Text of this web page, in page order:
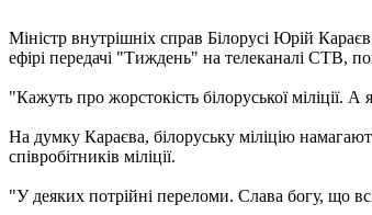
Міністр внутрішніх справ Білорусі Юрій
ефірі передачі "Тиждень" на телеканалі СТВ,
"Кажуть про жорстокість білоруської міліції.
На думку Караєва, білоруську міліцію
співробітників міліції.
"У деяких потрійні переломи. Слава богу, що